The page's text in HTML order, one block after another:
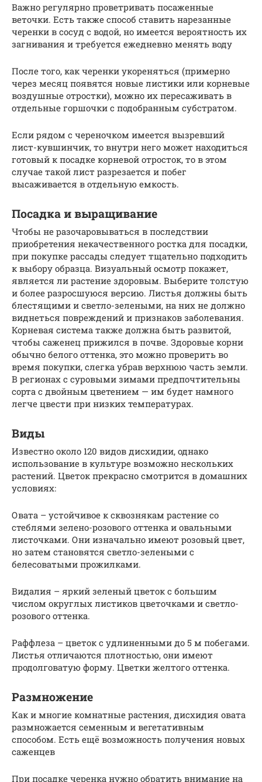
Важно регулярно проветривать посаженные
веточки. Есть также способ ставить нарезанные
черенки в сосуд с водой, но имеется вероятность их
загнивания и требуется ежедневно менять воду
После того, как черенки укореняться (примерно
через месяц появятся новые листики или корневые
воздушные отростки), можно их пересаживать в
отдельные горшочки с подобранным субстратом.
Если рядом с череночком имеется вызревший
лист-кувшинчик, то внутри него может находиться
готовый к посадке корневой отросток, то в этом
случае такой лист разрезается и побег
высаживается в отдельную емкость.
Посадка и выращивание
Чтобы не разочаровываться в последствии
приобретения некачественного ростка для посадки,
при покупке рассады следует тщательно подходить
к выбору образца. Визуальный осмотр покажет,
является ли растение здоровым. Выберите толстую
и более разросшуюся версию. Листья должны быть
блестящими и светло-зелеными, на них не должно
виднеться повреждений и признаков заболевания.
Корневая система также должна быть развитой,
чтобы саженец прижился в почве. Здоровые корни
обычно белого оттенка, это можно проверить во
время покупки, слегка убрав верхнюю часть земли.
В регионах с суровыми зимами предпочтительны
сорта с двойным цветением — им будет намного
легче цвести при низких температурах.
Виды
Известно около 120 видов дисхидии, однако
использование в культуре возможно нескольких
растений. Цветок прекрасно смотрится в домашних
условиях:
Овата – устойчивое к сквознякам растение со
стеблями зелено-розового оттенка и овальными
листочками. Они изначально имеют розовый цвет,
но затем становятся светло-зелеными с
белесоватыми прожилками.
Видалия – яркий зеленый цветок с большим
числом округлых листиков цветочками и светло-
розового оттенка.
Раффлеза – цветок с удлиненными до 5 м побегами.
Листья отличаются плотностью, они имеют
продолговатую форму. Цветки желтого оттенка.
Размножение
Как и многие комнатные растения, дисхидия овата
размножается семенным и вегетативным
способом. Есть ещё возможность получения новых
саженцев
При посадке черенка нужно обратить внимание на